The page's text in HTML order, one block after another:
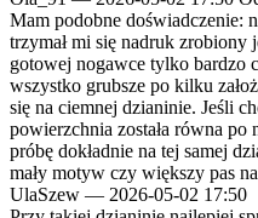
Mam podobne doświadczenie:
trzymał mi się nadruk zrobiony
gotowej nogawce tylko bardzo
wszystko grubsze po kilku
się na ciemnej dzianinie. Jeśli
powierzchnia została równa
próbę dokładnie na tej samej
mały motyw czy większy pas
UlaSzew — 2026-05-02 17:50